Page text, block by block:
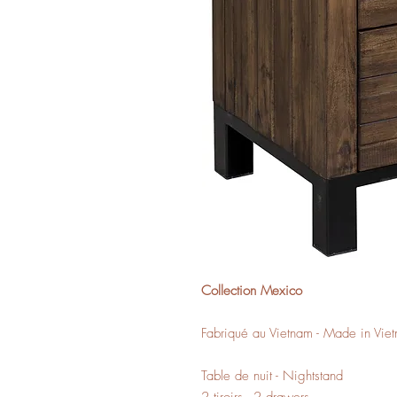
Collection Mexico
Fabriqué au Vietnam - Made in
Table de nuit - Nightstand